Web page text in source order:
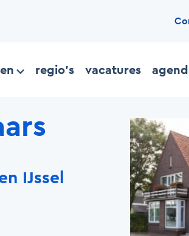
regio's vacatures
IJssel